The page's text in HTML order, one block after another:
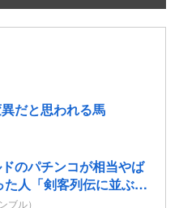
異だと思われる馬
のパチンコが相当やば
人「剣客列伝に並ぶ台
な絶対打って欲し
ブル）